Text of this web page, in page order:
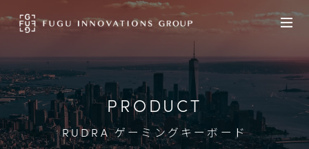
PRODUCT
RUDRA ゲーミングキーボード